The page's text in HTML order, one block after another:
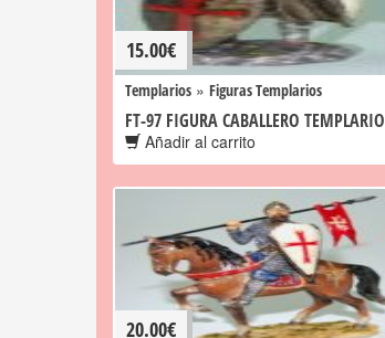
15.00€
Templarios » Figuras Templarios
FT-97 FIGURA CABALLERO TEMPLARIO
Añadir al carrito
20.00€